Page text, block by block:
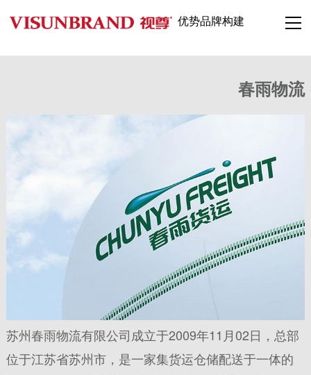
优势品牌构建
春雨物流
苏州春雨物流有限公司成立于2009年11月02日，总部
位于江苏省苏州市，是一家集货运仓储配送于一体的